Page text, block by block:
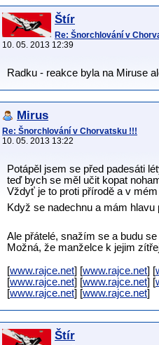
Štír
Re: Šnorchlování v
10. 05. 2013 12:39
Radku - reakce byla na Miruse
Mirus
Re: Šnorchlování v Chorvatsku !!!
10. 05. 2013 13:22
Potápěl jsem se před padesáti
teď bych se měl učit kopat
Vždyť je to proti přírodě a v
Když se nadechnu a mám
Ale přátelé, snažím se a budu
Možná, že manželce k jejim
[www.rajce.net] [www.rajce.net] [
[www.rajce.net] [www.rajce.net] [
[www.rajce.net] [www.rajce.net]
Štír